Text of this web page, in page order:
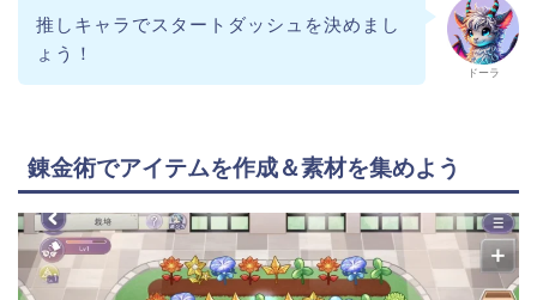
ドーラ
推しキャラでスタートダッシュを決めまし
ょう！
錬金術でアイテムを作成＆素材を集めよう